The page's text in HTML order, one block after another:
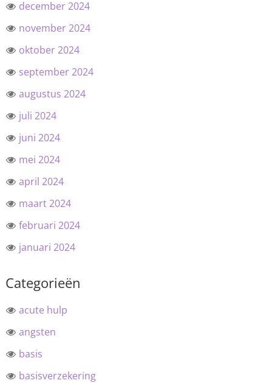
december 2024
november 2024
oktober 2024
september 2024
augustus 2024
juli 2024
juni 2024
mei 2024
april 2024
maart 2024
februari 2024
januari 2024
Categorieën
acute hulp
angsten
basis
basisverzekering